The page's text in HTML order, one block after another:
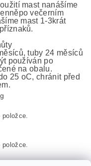
mast nanášíme
večerním
mast 1-3krát
tuby 24 měsíců
používán po
na obalu.
25 oC, chránit před